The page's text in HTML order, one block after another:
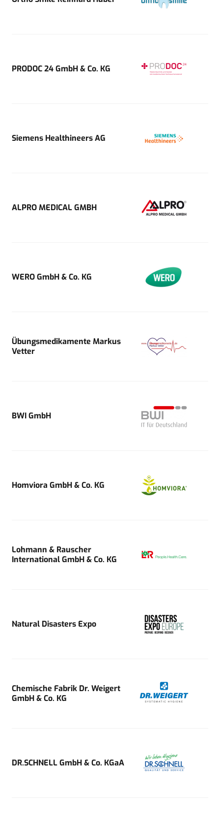
PRODOC 24 GmbH & Co. KG
Siemens Healthineers AG
ALPRO MEDICAL GMBH
WERO GmbH & Co. KG
Übungsmedikamente Markus
Vetter
BWI GmbH
Homviora GmbH & Co. KG
Lohmann & Rauscher
International GmbH & Co. KG
Natural Disasters Expo
Chemische Fabrik Dr. Weigert
GmbH & Co. KG
DR.SCHNELL GmbH & Co. KGaA